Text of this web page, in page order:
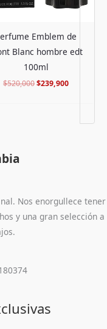
Emblem de
Blanc hombre edt
100ml
$520,000$239,900
Nos enorgullece tener
y una gran selección a